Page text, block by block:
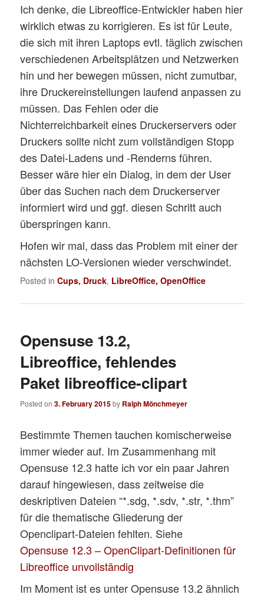
Ich denke, die Libreoffice-Entwickler haben hier
wirklich etwas zu korrigieren. Es ist für Leute,
die sich mit ihren Laptops evtl. täglich zwischen
verschiedenen Arbeitsplätzen und Netzwerken
hin und her bewegen müssen, nicht zumutbar,
ihre Druckereinstellungen laufend anpassen zu
müssen. Das Fehlen oder die
Nichterreichbarkeit eines Druckerservers oder
Druckers sollte nicht zum vollständigen Stopp
des Datei-Ladens und -Renderns führen.
Besser wäre hier ein Dialog, in dem der User
über das Suchen nach dem Druckerserver
informiert wird und ggf. diesen Schritt auch
überspringen kann.
Hofen wir mal, dass das Problem mit einer der
nächsten LO-Versionen wieder verschwindet.
Posted in Cups, Druck, LibreOffice, OpenOffice
Opensuse 13.2,
Libreoffice, fehlendes
Paket libreoffice-clipart
Posted on3. February 2015by Ralph Mönchmeyer
Bestimmte Themen tauchen komischerweise
immer wieder auf. Im Zusammenhang mit
Opensuse 12.3 hatte ich vor ein paar Jahren
darauf hingewiesen, dass zeitweise die
deskriptiven Dateien “*.sdg, *.sdv, *.str, *.thm”
für die thematische Gliederung der
Openclipart-Dateien fehlten. Siehe
Opensuse 12.3 – OpenClipart-Definitionen für
Libreoffice unvollständig
Im Moment ist es unter Opensuse 13.2 ähnlich